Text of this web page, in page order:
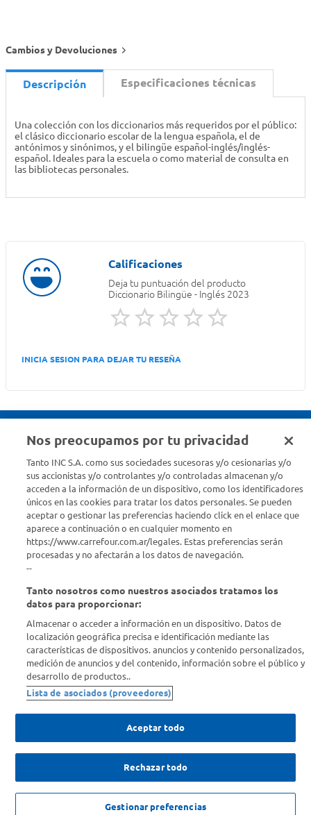
$ 14.399,10
Cambios y Devoluciones
Descripción Especificaciones técnicas
Una colección con los diccionarios más requeridos por el público:
el clásico diccionario escolar de la lengua española, el de
antónimos y sinónimos, y el bilingüe español-inglés/inglés-
español. Ideales para la escuela o como material de consulta en
las bibliotecas personales.
Deja tu puntuación del producto
Diccionario Bilingüe - Inglés 2023
INICIA SESION PARA DEJAR TU RESEÑA
Estamos para ayudarte
¿Tenés una consulta? Comunicate con nosotros acá
Descubrí Carrefour
Conocenos
Info útil
Comprá Online
Nos preocupamos por tu privacidad
Tanto INC S.A. como sus sociedades sucesoras y/o cesionarias y/o
sus accionistas y/o controlantes y/o controladas almacenan y/o
acceden a la información de un dispositivo, como los identificadores
únicos en las cookies para tratar los datos personales. Se pueden
aceptar o gestionar las preferencias haciendo click en el enlace que
aparece a continuación o en cualquier momento en
https://www.carrefour.com.ar/legales. Estas preferencias serán
procesadas y no afectarán a los datos de navegación.
--
Tanto nosotros como nuestros asociados tratamos los
datos para proporcionar:
Almacenar o acceder a información en un dispositivo. Datos de
localización geográfica precisa e identificación mediante las
características de dispositivos. anuncios y contenido personalizados,
medición de anuncios y del contenido, información sobre el público y
desarrollo de productos..
Lista de asociados (proveedores)
Aceptar todo
Rechazar todo
Gestionar preferencias